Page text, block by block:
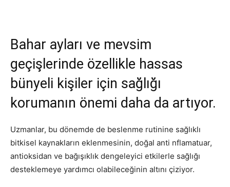
Bahar ayları ve mevsim
geçişlerinde özellikle hassas
bünyeli kişiler için sağlığı
korumanın önemi daha da artıyor.
Uzmanlar, bu dönemde de beslenme rutinine sağlıklı
bitkisel kaynakların eklenmesinin, doğal anti nflamatuar,
antioksidan ve bağışıklık dengeleyici etkilerle sağlığı
desteklemeye yardımcı olabileceğinin altını çiziyor.